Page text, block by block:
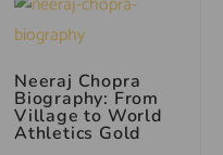
Neeraj Chopra
Biography: From
Village to World
Athletics Gold